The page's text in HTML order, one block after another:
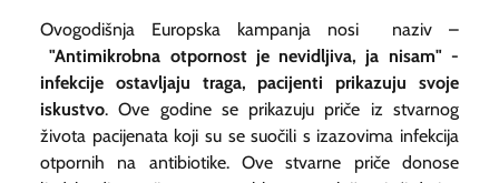
Ovogodišnja Europska kampanja nosi naziv –
"Antimikrobna otpornost je nevidljiva, ja nisam" -
infekcije ostavljaju traga, pacijenti prikazuju svoje
iskustvo. Ove godine se prikazuju priče iz stvarnog
života pacijenata koji su se suočili s izazovima infekcija
otpornih na antibiotike. Ove stvarne priče donose